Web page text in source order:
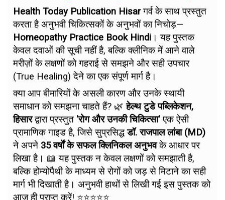
Health Today Publication Hisarगर्व के साथ प्रस्तुत
करता है अनुभवी चिकित्सकों के अनुभवों का निचोड़—
Homeopathy Practice Book Hindi । यह पुस्तक
केवल दवाओं की सूची नहीं है, बल्कि क्लीनिक में आने वाले
मरीज़ों के लक्षणों को गहराई से समझने और सही उपचार
(True Healing) देने का एक संपूर्ण मार्ग है।
क्या आप बीमारियों के असली कारण और उनके स्थायी
समाधान को समझना चाहते हैं? 🌿हेल्थ टुडे पब्लिकेशन,
हिसारद्वारा प्रस्तुत 'रोग और उनकी चिकित्सा'एक ऐसी
प्रामाणिक गाइड है, जिसे सुप्रसिद्धडॉ. राजपाल लांबा (MD)
ने अपने 35 वर्षों के सफल क्लिनिकल अनुभवके आधार पर
लिखा है। 📖 यह पुस्तक न केवल लक्षणों को समझाती है,
बल्कि होम्योपैथी के माध्यम से रोगों को जड़ से मिटाने का सही
मार्ग भी दिखाती है। अनुभवी हाथों से लिखी गई इस पुस्तक को
आज ही प्राप्त करें! ⭐⭐⭐⭐⭐